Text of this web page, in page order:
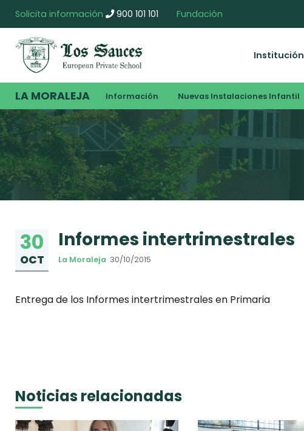
Solicita información 900 101 101 Fundación
Institución
LA MORALEJA Información Nuevas Instalaciones Infantil
30
OCT
Informes intertrimestrales
La Moraleja 30/10/2015
Entrega de los Informes intertrimestrales en Primaria
Noticias relacionadas